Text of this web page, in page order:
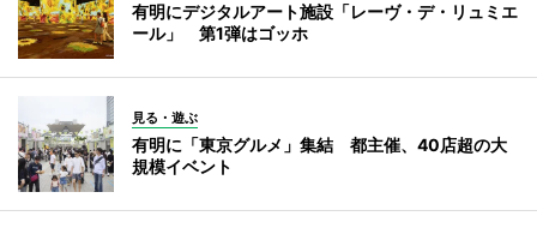
有明にデジタルアート施設「レーヴ・デ・リュミエ
ール」 第1弾はゴッホ
見る・遊ぶ
有明に「東京グルメ」集結 都主催、40店超の大
規模イベント